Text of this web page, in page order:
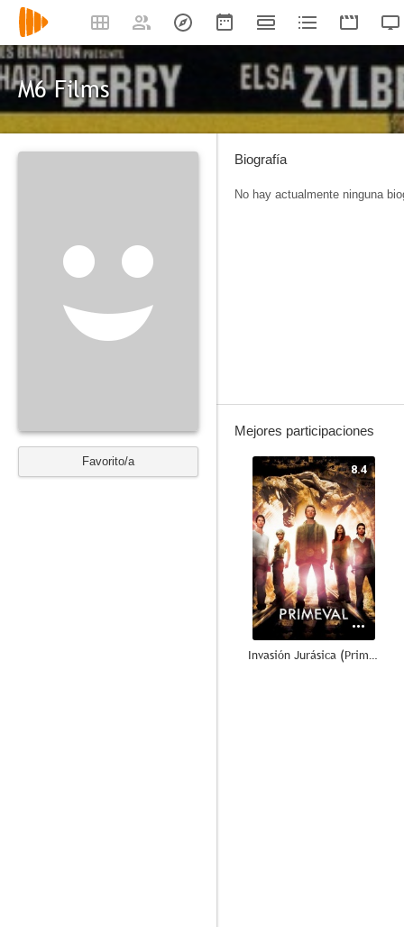
M6 Films
Favorito/a
Biografía
No hay actualmente ninguna
Mejores participaciones
8.4
Invasión Jurásica (Primeval)